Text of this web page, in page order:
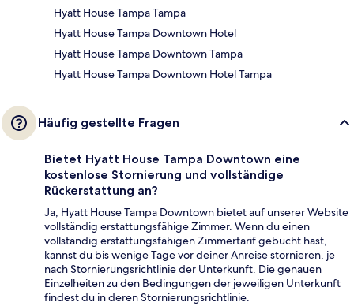
Hyatt House Tampa Tampa
Hyatt House Tampa Downtown Hotel
Hyatt House Tampa Downtown Tampa
Hyatt House Tampa Downtown Hotel Tampa
Häufig gestellte Fragen
Bietet Hyatt House Tampa Downtown eine
kostenlose Stornierung und vollständige
Rückerstattung an?
Ja, Hyatt House Tampa Downtown bietet auf unserer Website
vollständig erstattungsfähige Zimmer. Wenn du einen
vollständig erstattungsfähigen Zimmertarif gebucht hast,
kannst du bis wenige Tage vor deiner Anreise stornieren, je
nach Stornierungsrichtlinie der Unterkunft. Die genauen
Einzelheiten zu den Bedingungen der jeweiligen Unterkunft
findest du in deren Stornierungsrichtlinie.